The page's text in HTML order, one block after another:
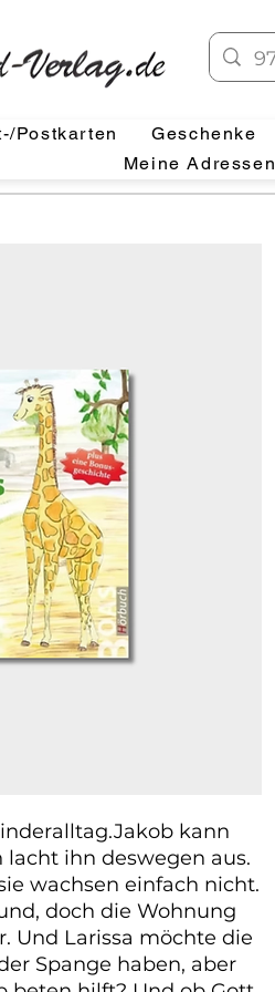
Postkarten Geschenke
Meine Adressen
kann
ihn deswegen aus.
wachsen einfach nicht.
doch die Wohnung
Und Larissa möchte die
Spange haben, aber